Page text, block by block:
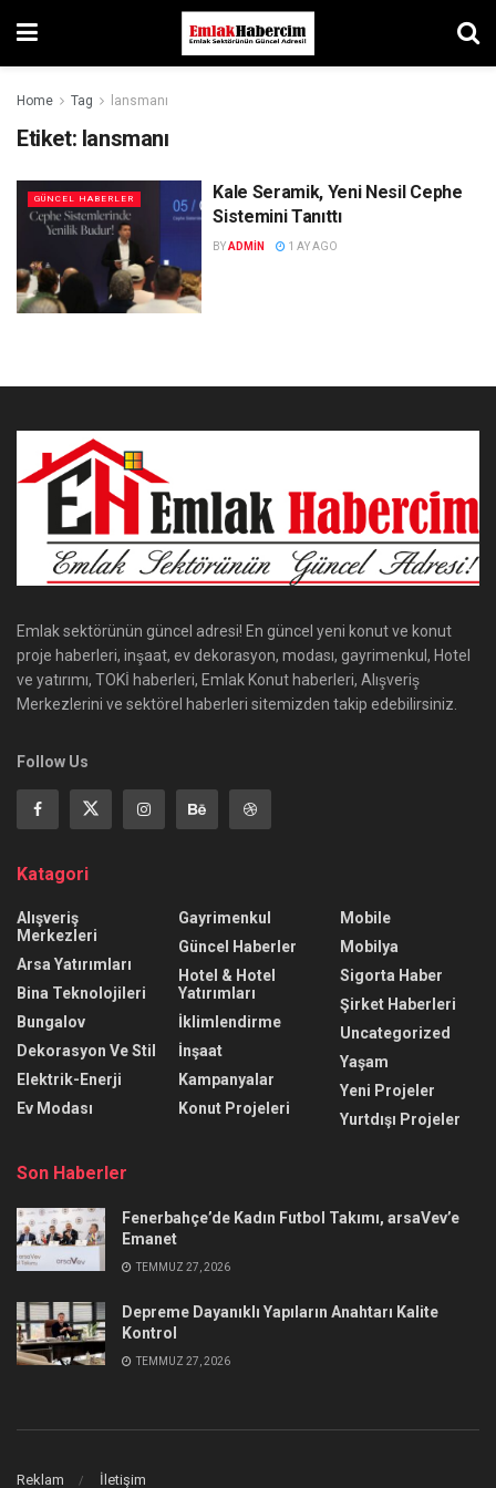
Home Tag lansmanı
Etiket: lansmanı
GÜNCEL HABERLER
Kale Seramik, Yeni Nesil Cephe
Sistemini Tanıttı
BYADMIN 1 AY AGO
Emlak sektörünün güncel adresi! En güncel yeni konut ve konut
proje haberleri, inşaat, ev dekorasyon, modası, gayrimenkul, Hotel
ve yatırımı, TOKİ haberleri, Emlak Konut haberleri, Alışveriş
Merkezlerini ve sektörel haberleri sitemizden takip edebilirsiniz.
Follow Us
Katagori
Alışveriş
Merkezleri
Arsa Yatırımları
Bina Teknolojileri
Bungalov
Dekorasyon Ve Stil
Elektrik-Enerji
Ev Modası
Gayrimenkul
Güncel Haberler
Hotel & Hotel
Yatırımları
İklimlendirme
İnşaat
Kampanyalar
Konut Projeleri
Mobile
Mobilya
Sigorta Haber
Şirket Haberleri
Uncategorized
Yaşam
Yeni Projeler
Yurtdışı Projeler
Son Haberler
Fenerbahçe’de Kadın Futbol Takımı, arsaVev’e
Emanet
TEMMUZ 27, 2026
Depreme Dayanıklı Yapıların Anahtarı Kalite
Kontrol
TEMMUZ 27, 2026
Reklam İletişim